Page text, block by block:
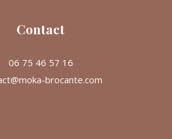
Contact
06 75 46 57 16
brocante.com